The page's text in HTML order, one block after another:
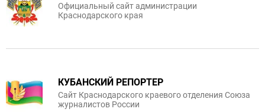
Официальный сайт администрации
Краснодарского края
КУБАНСКИЙ РЕПОРТЕР
Сайт Краснодарского краевого отделения Союза
журналистов России